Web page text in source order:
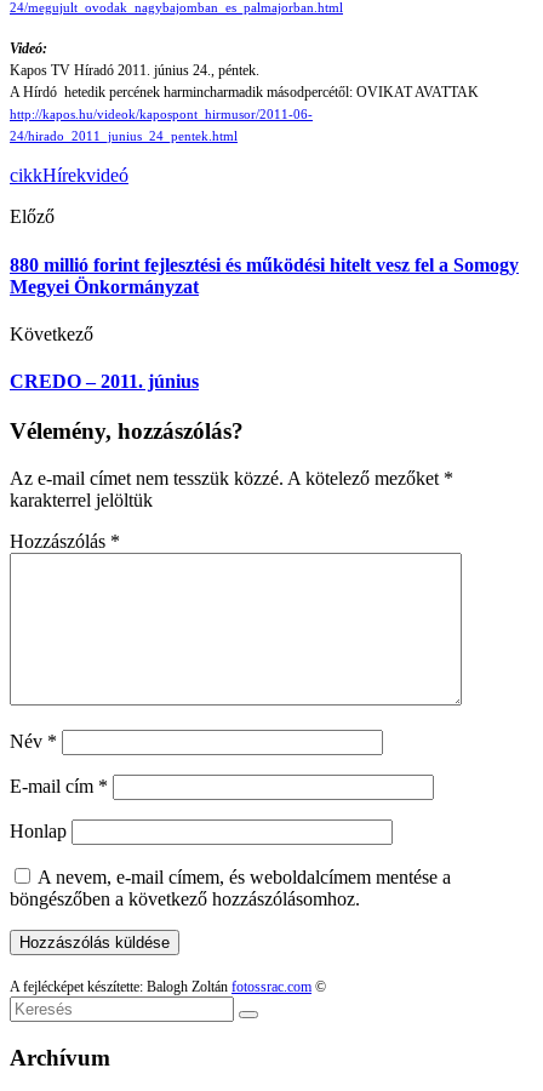
24/megujult_ovodak_nagybajomban_es_palmajorban.html
Videó:
Kapos TV Híradó 2011. június 24., péntek.
A Hírdó hetedik percének harmincharmadik másodpercétől: OVIKAT AVATTAK
http://kapos.hu/videok/kapospont_hirmusor/2011-06-
24/hirado_2011_junius_24_pentek.html
cikkHírekvideó
Előző
880 millió forint fejlesztési és működési hitelt vesz fel a Somogy
Megyei Önkormányzat
Következő
CREDO – 2011. június
Vélemény, hozzászólás?
Az e-mail címet nem tesszük közzé. A kötelező mezőket *
karakterrel jelöltük
Hozzászólás *
Név *
E-mail cím *
Honlap
A nevem, e-mail címem, és weboldalcímem mentése a
böngészőben a következő hozzászólásomhoz.
A fejlécképet készítette: Balogh Zoltán fotossrac.com ©
Keresés
Archívum